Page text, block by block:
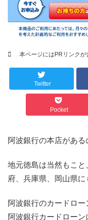
本ページにはPRリンクが
Twitter
Pocket
阿波銀行の本店がある
地元徳島は当然もこ
府、兵庫県、岡山県に
阿波銀行のカードロ
阿波銀行カードロー